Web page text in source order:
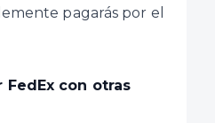
pagarás por el
FedEx con otras